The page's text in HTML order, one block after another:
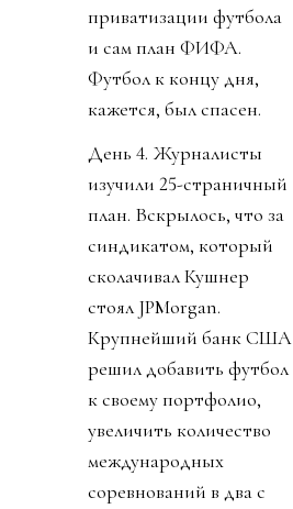
приватизации футбола
и сам план ФИФА.
Футбол к концу дня,
кажется, был спасен.
День 4. Журналисты
изучили 25-страничный
план. Вскрылось, что за
синдикатом, который
сколачивал Кушнер
стоял JPMorgan.
Крупнейший банк США
решил добавить футбол
к своему портфолио,
увеличить количество
международных
соревнований в два с